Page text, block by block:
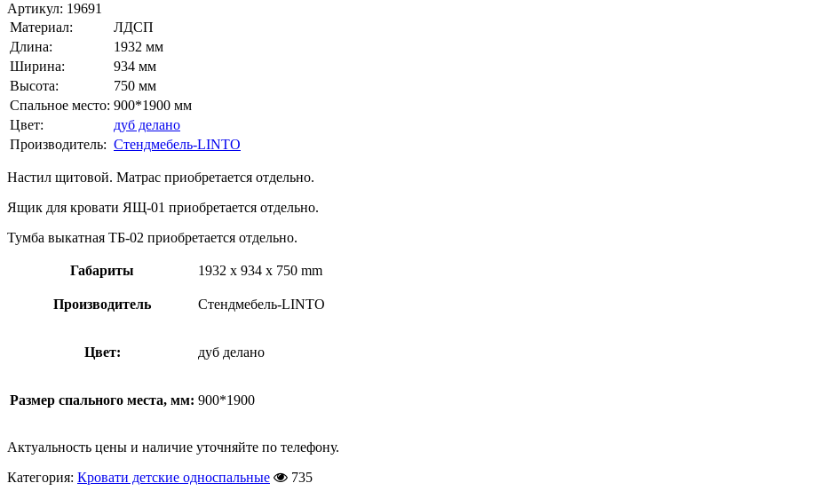
Артикул: 19691
Материал:
ЛДСП
Длина:
1932 мм
Ширина:
934 мм
Высота:
750 мм
Спальное место: 900*1900 мм
Цвет:
дуб делано
Производитель: Стендмебель-LINTO
Настил щитовой. Матрас приобретается отдельно.
Ящик для кровати ЯЩ-01 приобретается отдельно.
Тумба выкатная ТБ-02 приобретается отдельно.
Габариты 1932 x 934 x 750 mm
Производитель Стендмебель-LINTO
Цвет: дуб делано
Размер спального места, мм: 900*1900
Актуальность цены и наличие уточняйте по телефону.
Категория: Кровати детские односпальные
735